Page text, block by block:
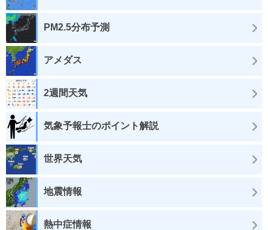
PM2.5分布予測
アメダス
2週間天気
気象予報士のポイント解説
世界天気
地震情報
熱中症情報